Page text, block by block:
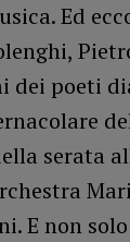
Ed
dei poeti
serata
E non